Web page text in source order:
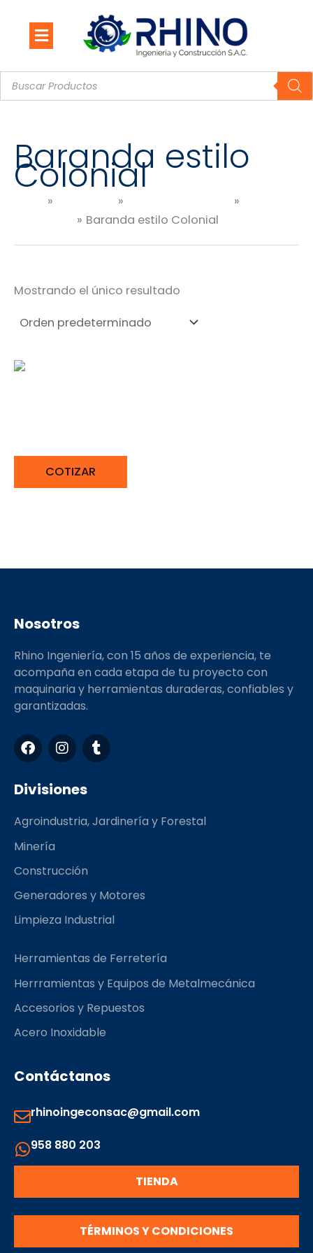
contenido
Búsqueda
de
productos
Baranda estilo
Colonial
Baranda estilo Colonial
Mostrando el único resultado
COTIZAR
Nosotros
Rhino Ingeniería, con 15 años de experiencia, te
acompaña en cada etapa de tu proyecto con
maquinaria y herramientas duraderas, confiables y
garantizadas.
F
a
c
e
b
o
I
n
s
t
a
r
T
u
m
Divisiones
Agroindustria, Jardinería y Forestal
Minería
Construcción
Generadores y Motores
Limpieza Industrial
Herramientas de Ferretería
Herrramientas y Equipos de Metalmecánica
Accesorios y Repuestos
Acero Inoxidable
Contáctanos
rhinoingeconsac@gmail.com
958 880 203
TIENDA
TÉRMINOS Y CONDICIONES